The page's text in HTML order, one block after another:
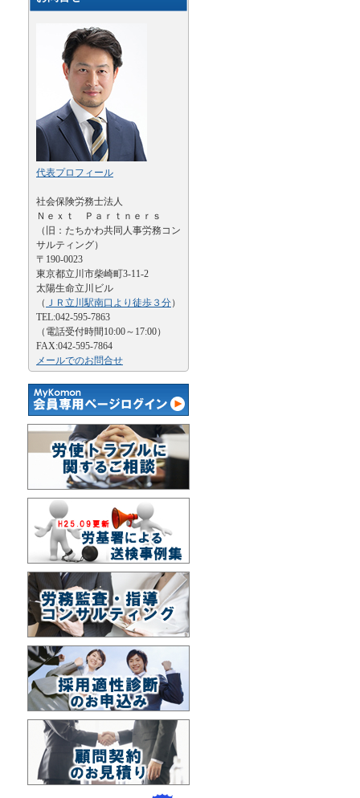
代表プロフィール
社会保険労務士法人
Ｎｅｘｔ Ｐａｒｔｎｅｒｓ
（旧：たちかわ共同人事労務コン
サルティング）
〒190-0023
東京都立川市柴崎町3-11-2
太陽生命立川ビル
（ ＪＲ立川駅南口より徒歩３分）
TEL:042-595-7863
（電話受付時間10:00～17:00）
FAX:042-595-7864
メールでのお問合せ